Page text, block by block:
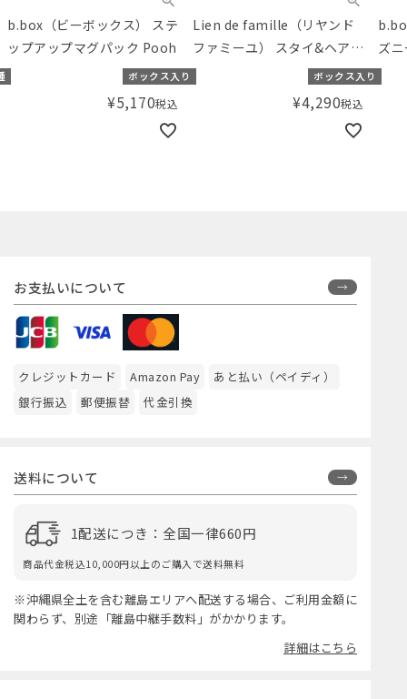
b.box（ビーボックス） ステ
ップアップマグパック Pooh
ボックス入り
¥5,170税込
Lien de famille（リヤンド
ファミーユ） スタイ&ヘアバ
ンド2点set ミモザ柄ボックス入り
¥4,290税込
ズ
お支払いについて
クレジットカード Amazon Pay
あと払い（ペイディ）
銀行振込
郵便振替 代金引換
送料について
1配送につき：全国一律660円
商品代金税込10,000円以上のご購入で送料無料
※沖縄県全土を含む離島エリアへ配送する場合、ご利用金額に
関わらず、別途「離島中継手数料」がかかります。
詳細はこちら